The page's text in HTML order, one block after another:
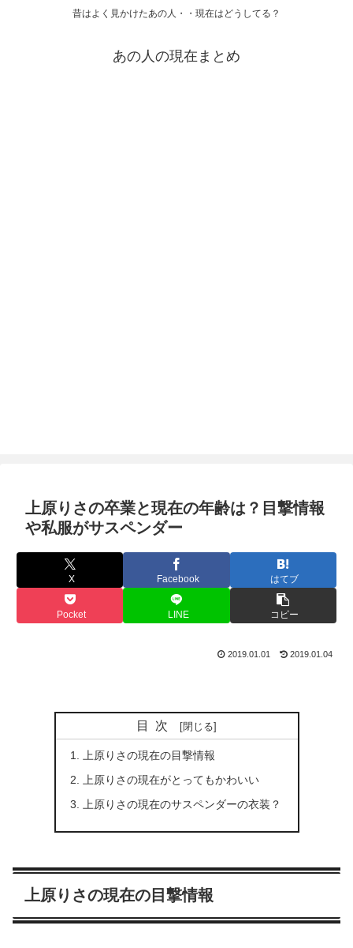
昔はよく見かけたあの人・・現在はどうしてる？
あの人の現在まとめ
上原りさの卒業と現在の年齢は？目撃情報
や私服がサスペンダー
X Facebook はてブ
Pocket LINE コピー
2019.01.01 2019.01.04
目次
上原りさの現在の目撃情報
上原りさの現在がとってもかわいい
上原りさの現在のサスペンダーの衣装？
上原りさの現在の目撃情報